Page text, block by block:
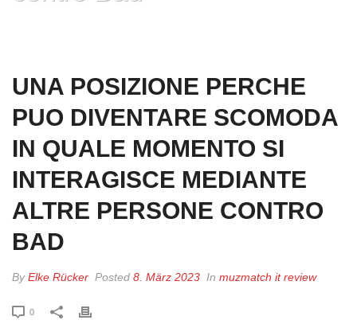
UNA POSIZIONE PERCHE
PUO DIVENTARE SCOMODA
IN QUALE MOMENTO SI
INTERAGISCE MEDIANTE
ALTRE PERSONE CONTRO
BAD
ByElke Rücker Posted 8. März 2023 In muzmatch it review
0